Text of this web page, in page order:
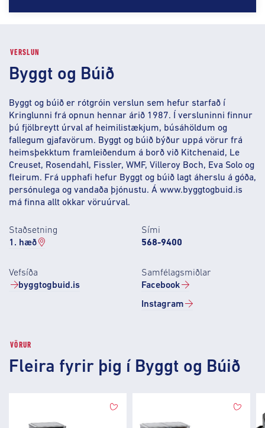
VERSLUN
Byggt og Búið
Byggt og búið er rótgróin verslun sem hefur starfað í
Kringlunni frá opnun hennar árið 1987. Í versluninni finnur
þú fjölbreytt úrval af heimilistækjum, búsáhöldum og
fallegum gjafavörum. Byggt og búið býður uppá vörur frá
heimsþekktum framleiðendum á borð við Kitchenaid, Le
Creuset, Rosendahl, Fissler, WMF, Villeroy Boch, Eva Solo og
fleirum. Frá upphafi hefur Byggt og búið lagt áherslu á góða,
persónulega og vandaða þjónustu. Á www.byggtogbuid.is
má finna allt okkar vöruúrval.
Staðsetning
1. hæð
Vefsíða
byggtogbuid.is
Sími
568-9400
Samfélagsmiðlar
Facebook
Instagram
VÖRUR
Fleira fyrir þig í Byggt og Búið